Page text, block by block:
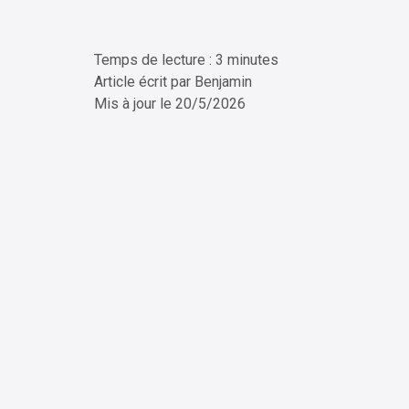
Temps de lecture : 3 minutes
Article écrit par Benjamin
Mis à jour le 20/5/2026